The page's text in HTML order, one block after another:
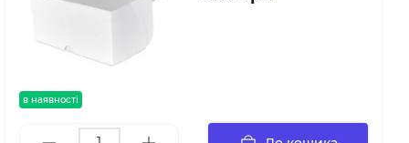
в наявності